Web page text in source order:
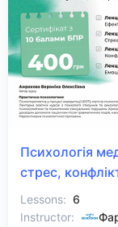
Психологія
стрес,
Lessons: 6
Instructor: